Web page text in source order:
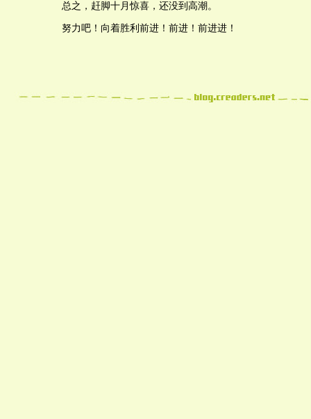
总之，赶脚十月惊喜，还没到高潮。
努力吧！向着胜利前进！前进！前进进！